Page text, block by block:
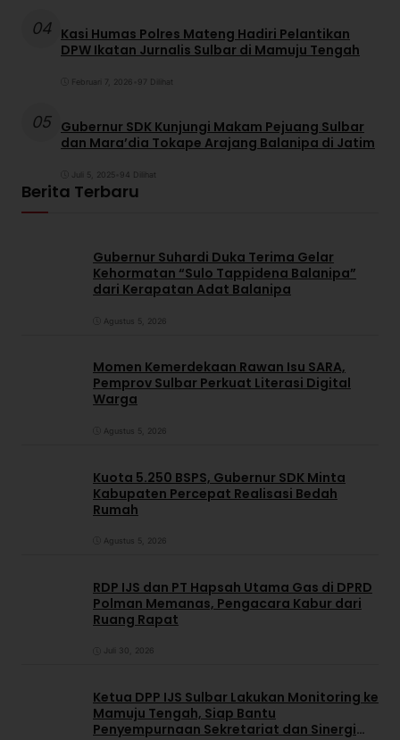
04 Kasi Humas Polres Mateng Hadiri Pelantikan
DPW Ikatan Jurnalis Sulbar di Mamuju Tengah
Februari 7, 2026 97 Dilihat
05 Gubernur SDK Kunjungi Makam Pejuang Sulbar
dan Mara’dia Tokape Arajang Balanipa di Jatim
Juli 5, 2025 94 Dilihat
Berita Terbaru
Gubernur Suhardi Duka Terima Gelar
Kehormatan “Sulo Tappidena Balanipa”
dari Kerapatan Adat Balanipa
Agustus 5, 2026
Momen Kemerdekaan Rawan Isu SARA,
Pemprov Sulbar Perkuat Literasi Digital
Warga
Agustus 5, 2026
Kuota 5.250 BSPS, Gubernur SDK Minta
Kabupaten Percepat Realisasi Bedah
Rumah
Agustus 5, 2026
RDP IJS dan PT Hapsah Utama Gas di DPRD
Polman Memanas, Pengacara Kabur dari
Ruang Rapat
Juli 30, 2026
Ketua DPP IJS Sulbar Lakukan Monitoring ke
Mamuju Tengah, Siap Bantu
Penyempurnaan Sekretariat dan Sinergi